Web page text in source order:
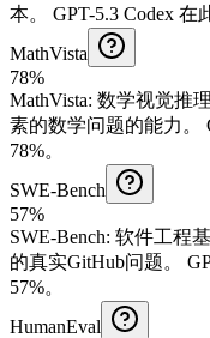
本。
GPT-5.3 Codex 在
MathVista
78%
MathVista: 数学视觉推理
素的数学问题的能力。
78%。
SWE-Bench
57%
SWE-Bench: 软件工程
的真实GitHub问题。
57%。
HumanEval